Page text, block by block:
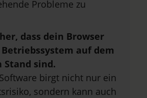
Probleme zu
dass dein Browser
auf dem
Stand sind.
birgt nicht nur ein
sondern kann auch